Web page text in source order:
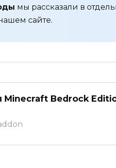
мы рассказали в
сайте.
Minecraft Bedrock